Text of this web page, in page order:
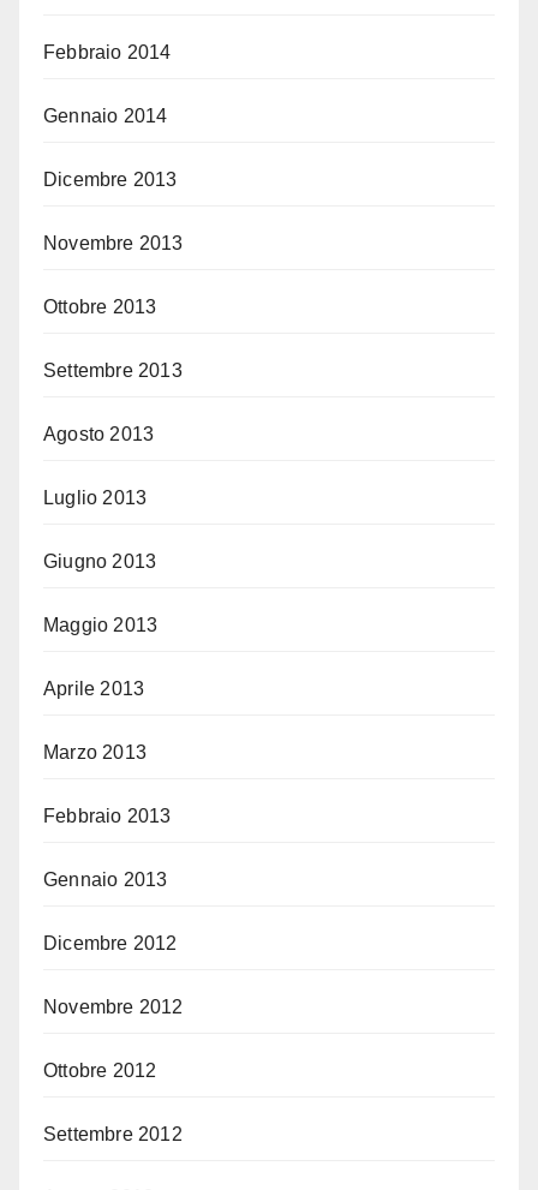
Febbraio 2014
Gennaio 2014
Dicembre 2013
Novembre 2013
Ottobre 2013
Settembre 2013
Agosto 2013
Luglio 2013
Giugno 2013
Maggio 2013
Aprile 2013
Marzo 2013
Febbraio 2013
Gennaio 2013
Dicembre 2012
Novembre 2012
Ottobre 2012
Settembre 2012